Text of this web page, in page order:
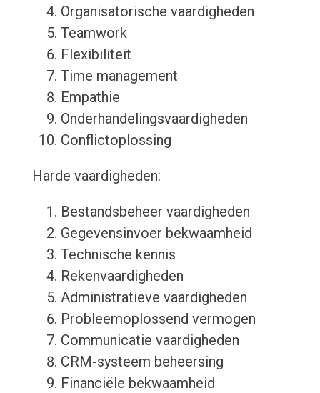
Organisatorische vaardigheden
Teamwork
Flexibiliteit
Time management
Empathie
Onderhandelingsvaardigheden
Conflictoplossing
Harde vaardigheden:
Bestandsbeheer vaardigheden
Gegevensinvoer bekwaamheid
Technische kennis
Rekenvaardigheden
Administratieve vaardigheden
Probleemoplossend vermogen
Communicatie vaardigheden
CRM-systeem beheersing
Financiële bekwaamheid